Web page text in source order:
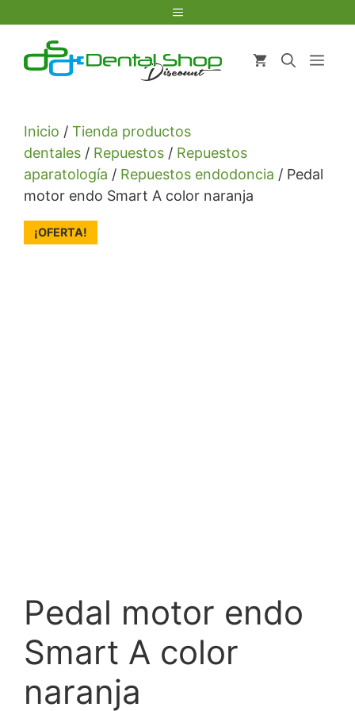
contenido
Menú
Inicio / Tienda productos
dentales / Repuestos / Repuestos
aparatología / Repuestos endodoncia / Pedal
motor endo Smart A color naranja
¡OFERTA!
Pedal motor endo
Smart A color
naranja